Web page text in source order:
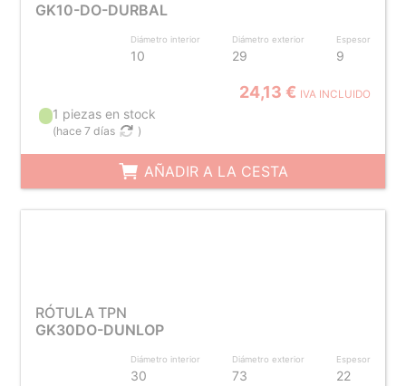
GK10-DO-DURBAL
Diámetro interior
10
Diámetro exterior
29
Espesor
9
24,13 € IVA INCLUIDO
1 piezas en stock
(hace 7 días )
AÑADIR A LA CESTA
RÓTULA TPN
GK30DO-DUNLOP
Diámetro interior
30
Diámetro exterior
73
Espesor
22